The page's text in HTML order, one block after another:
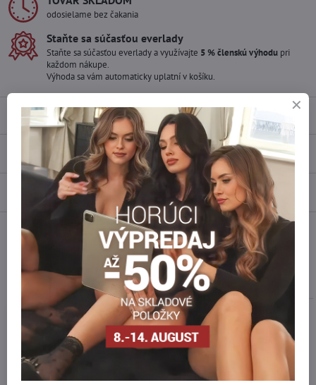
odosielame bez čakania
Staňte sa súčasťou everlady
Staňte sa súčasťou everlady a využívajte 5 % členskú výhodu pri
každom nákupe.
Výhoda sa vám automaticky uplatní v košíku.
Popis
0
0
TwitterBlueskyPinterestReddit LinkedInWhatsApp
mail
Podobné produkty